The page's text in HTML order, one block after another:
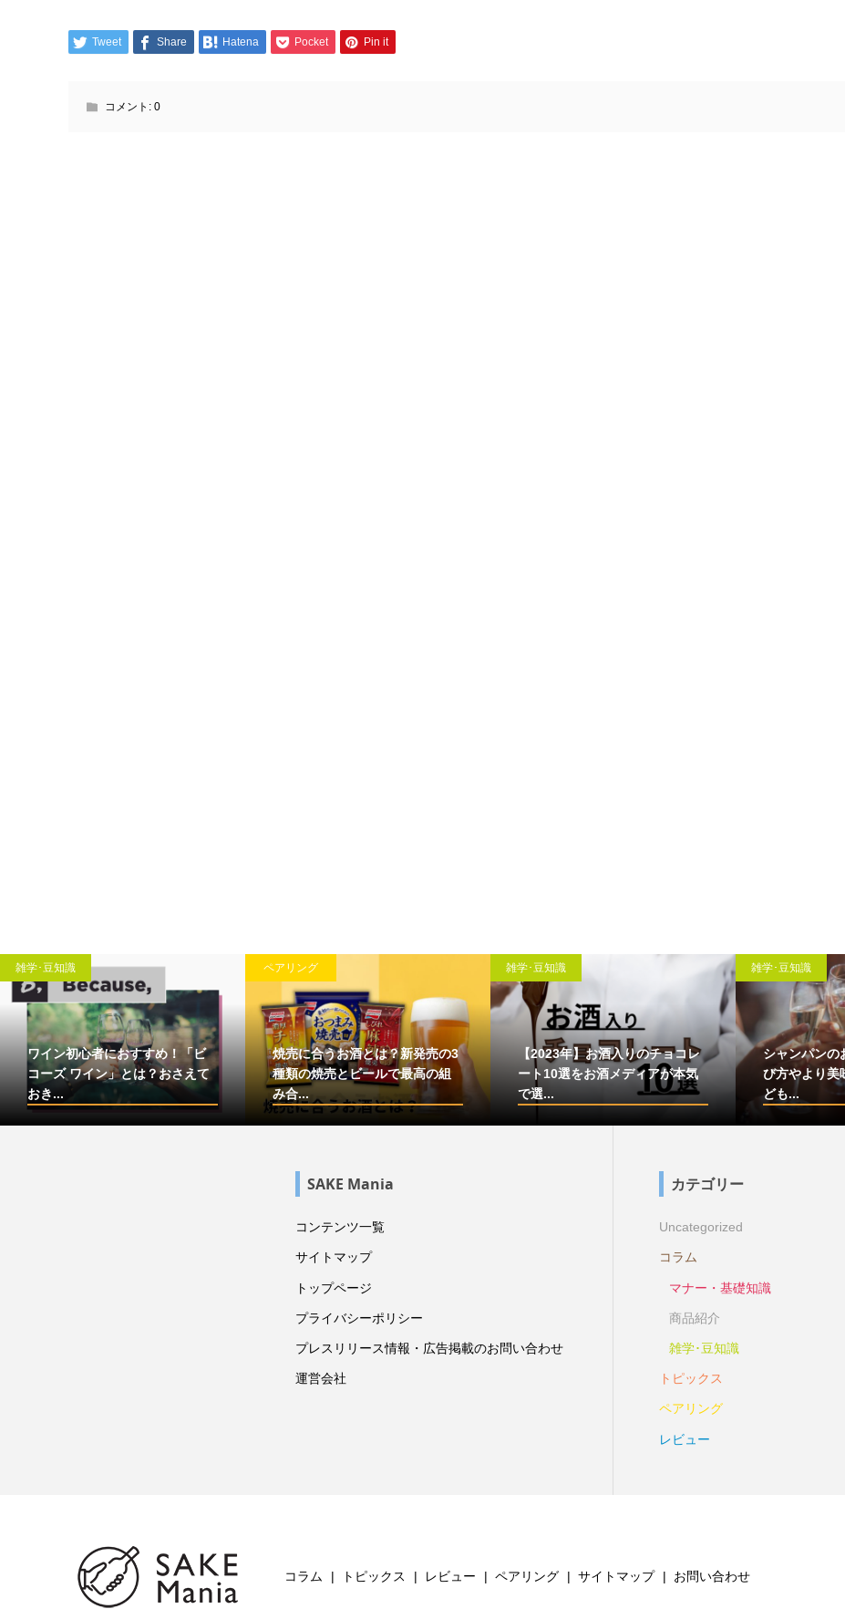
Tweet Share Hatena Pocket Pin it
コメント: 0
雑学･豆知識
ワイン初心者におすすめ！「ビ
コーズ ワイン」とは？おさえて
おき...
ペアリング
焼売に合うお酒とは？新発売の3
種類の焼売とビールで最高の組
み合...
雑学･豆知識
【2023年】お酒入りのチョコレ
ート10選をお酒メディアが本気
で選...
雑学･豆知識
シャンパンの
び方やより美
ども...
SAKE Mania
コンテンツ一覧
サイトマップ
トップページ
プライバシーポリシー
プレスリリース情報・広告掲載のお問い合わせ
運営会社
カテゴリー
Uncategorized
コラム
マナー・基礎知識
商品紹介
雑学･豆知識
トピックス
ペアリング
レビュー
コラム トピックス レビュー ペアリング サイトマップ お問い合わせ